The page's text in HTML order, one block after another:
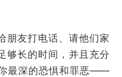
朋友打电话、请他们家
够长的时间，并且充分
最深的恐惧和罪恶——